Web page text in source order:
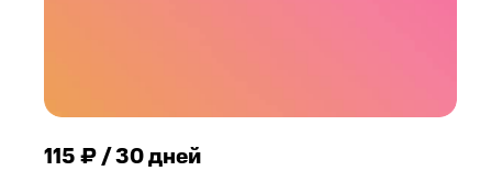
115 ₽ / 30 дней